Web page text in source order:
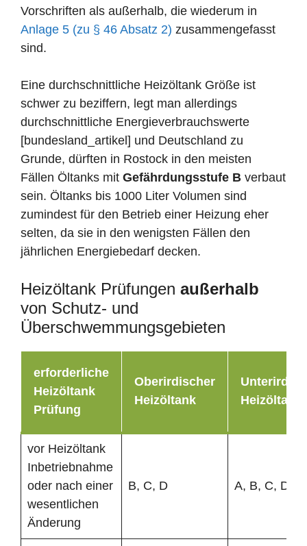
Vorschriften als außerhalb, die wiederum in
Anlage 5 (zu § 46 Absatz 2) zusammengefasst
sind.
Eine durchschnittliche Heizöltank Größe ist
schwer zu beziffern, legt man allerdings
durchschnittliche Energieverbrauchswerte
[bundesland_artikel] und Deutschland zu
Grunde, dürften in Rostock in den meisten
Fällen Öltanks mit Gefährdungsstufe B verbaut
sein. Öltanks bis 1000 Liter Volumen sind
zumindest für den Betrieb einer Heizung eher
selten, da sie in den wenigsten Fällen den
jährlichen Energiebedarf decken.
Heizöltank Prüfungen außerhalb
von Schutz- und
Überschwemmungsgebieten
erforderliche
Heizöltank
Prüfung
Oberirdischer
Heizöltank
Heizöltank
vor Heizöltank
Inbetriebnahme
oder nach einer
wesentlichen
Änderung
B, C, D A, B, C, D